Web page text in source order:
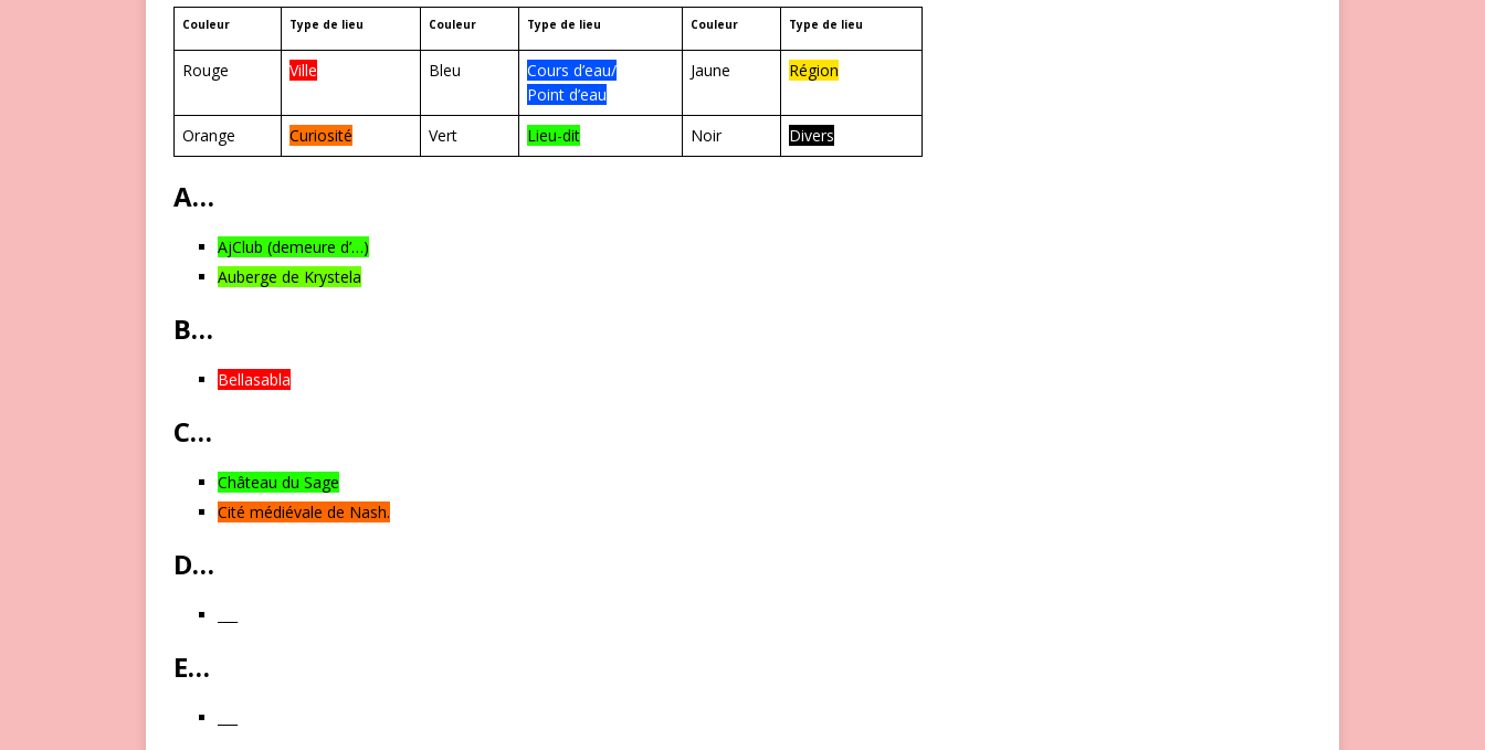
Couleur Type de lieu Couleur Type de lieu Couleur Type de lieu
Rouge Ville Bleu
Cours d’eau/
Point d’eau
Jaune Région
Orange Curiosité Vert Lieu-dit Noir Divers
A…
AjClub (demeure d’…)
Auberge de Krystela
B…
Bellasabla
C…
Château du Sage
Cité médiévale de Nash.
D…
E…